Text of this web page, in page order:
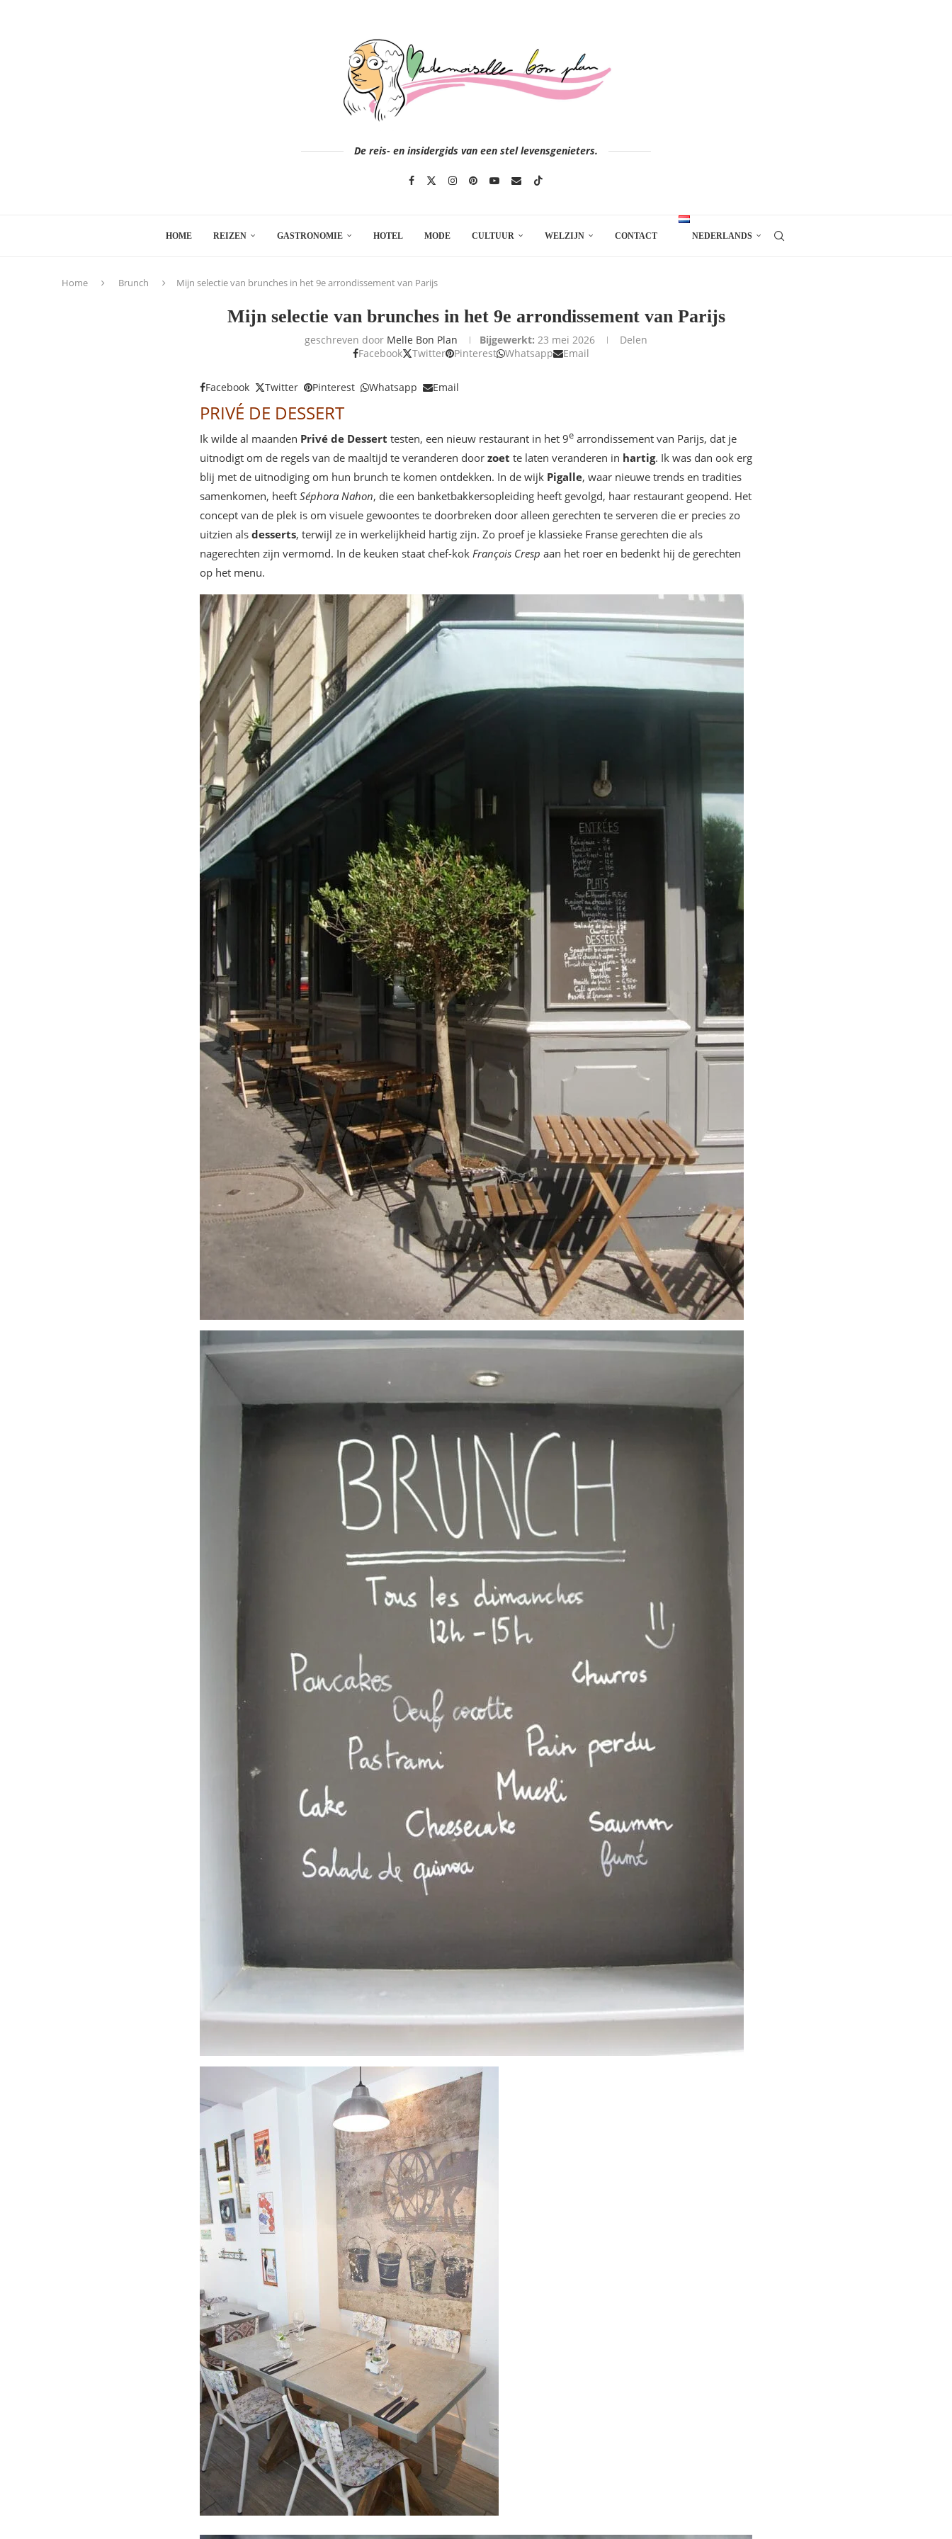
De reis- en insidergids van een stel levensgenieters.
HOME REIZEN GASTRONOMIE HOTEL MODE CULTUUR WELZIJN CONTACT NEDERLANDS
Home Brunch Mijn selectie van brunches in het 9e arrondissement van Parijs
Mijn selectie van brunches in het 9e arrondissement van Parijs
geschreven door Melle Bon Plan Bijgewerkt: 23 mei 2026
Delen
Facebook
Twitter Pinterest Whatsapp Email
Facebook Twitter Pinterest Whatsapp Email
PRIVÉ DE DESSERT
Ik wilde al maanden Privé de Dessert testen, een nieuw restaurant in het 9e arrondissement van Parijs, dat je
uitnodigt om de regels van de maaltijd te veranderen door zoet te laten veranderen in hartig. Ik was dan ook erg
blij met de uitnodiging om hun brunch te komen ontdekken. In de wijk Pigalle, waar nieuwe trends en tradities
samenkomen, heeft Séphora Nahon, die een banketbakkersopleiding heeft gevolgd, haar restaurant geopend. Het
concept van de plek is om visuele gewoontes te doorbreken door alleen gerechten te serveren die er precies zo
uitzien als desserts, terwijl ze in werkelijkheid hartig zijn. Zo proef je klassieke Franse gerechten die als
nagerechten zijn vermomd. In de keuken staat chef-kok François Cresp aan het roer en bedenkt hij de gerechten
op het menu.